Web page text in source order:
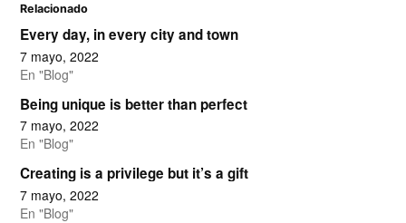
Relacionado
Every day, in every city and town
7 mayo, 2022
En "Blog"
Being unique is better than perfect
7 mayo, 2022
En "Blog"
Creating is a privilege but it’s a gift
7 mayo, 2022
En "Blog"